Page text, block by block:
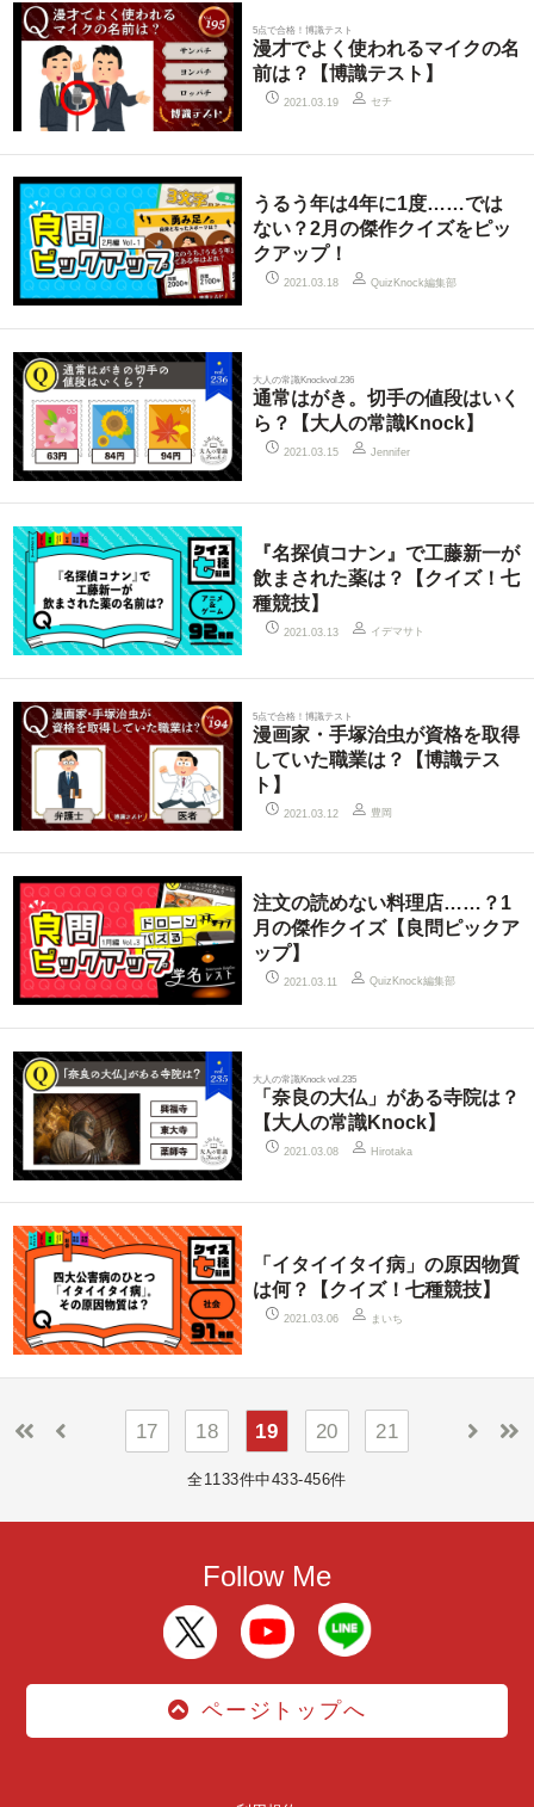
5点で合格！博識テスト
漫才でよく使われるマイクの名
前は？【博識テスト】
2021.03.19 セチ
うるう年は4年に1度……では
ない？2月の傑作クイズをピッ
クアップ！
2021.03.18 QuizKnock編集部
大人の常識Knockvol.236
通常はがき。切手の値段はいく
ら？【大人の常識Knock】
2021.03.15 Jennifer
『名探偵コナン』で工藤新一が
飲まされた薬は？【クイズ！七
種競技】
2021.03.13 イデマサト
5点で合格！博識テスト
漫画家・手塚治虫が資格を取得
していた職業は？【博識テス
ト】
2021.03.12 豊岡
注文の読めない料理店……？1
月の傑作クイズ【良問ピックア
ップ】
2021.03.11 QuizKnock編集部
大人の常識Knock vol.235
「奈良の大仏」がある寺院は？
【大人の常識Knock】
2021.03.08 Hirotaka
「イタイイタイ病」の原因物質
は何？【クイズ！七種競技】
2021.03.06 まいち
17 18 19 20 21
全1133件中433-456件
Follow Me
ページトップへ